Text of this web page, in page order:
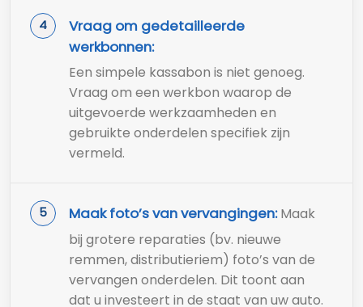
Vraag om gedetailleerde
werkbonnen:
Een simpele kassabon is niet genoeg.
Vraag om een werkbon waarop de
uitgevoerde werkzaamheden en
gebruikte onderdelen specifiek zijn
vermeld.
Maak foto’s van vervangingen:Maak
bij grotere reparaties (bv. nieuwe
remmen, distributieriem) foto’s van de
vervangen onderdelen. Dit toont aan
dat u investeert in de staat van uw auto.